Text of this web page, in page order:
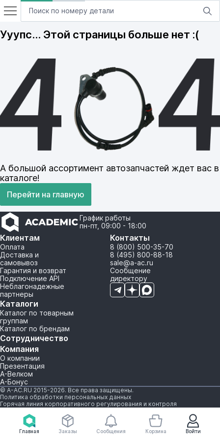
Главная Войти
Заказы Сообщения Корзина
Ууупс… Этой страницы больше нет :(
А большой ассортимент автозапчастей ждет вас в
каталоге!
Перейти на главную
График работы
пн-пт, 09:00 - 18:00
Клиентам
Оплата
Доставка и
самовывоз
Гарантия и возврат
Подключение API
Неблагонадежные
партнеры
Каталоги
Каталог по товарным
группам
Каталог по брендам
Сотрудничество
Компания
О компании
Презентация
А-Велком
А-Бонус
Контакты
8 (800) 500-35-70
8 (495) 800-88-18
sale@a-ac.ru
Сообщение
директору
© A-AC.RU 2015-2026. Все права защищены.
Политика обработки персональных данных
Горячая линия корпоративного регулирования и контроля